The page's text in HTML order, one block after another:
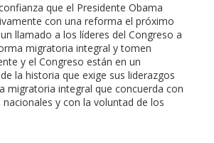
que el Presidente Obama
con una reforma el próximo
llamado a los líderes del Congreso a
migratoria integral y tomen
y el Congreso están en un
la historia que exige sus liderazgos
migratoria integral que concuerda con
y con la voluntad de los